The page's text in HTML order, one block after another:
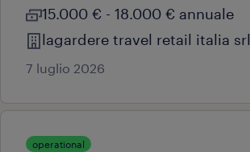
15.000 € - 18.000 € annuale
lagardere travel retail italia srl
7 luglio 2026
operational